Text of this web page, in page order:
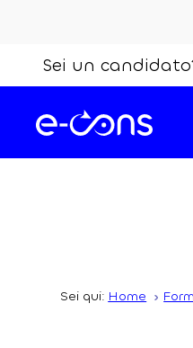
Sei un
Sei qui: Home